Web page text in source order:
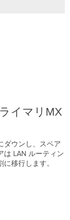
イマリMX
ダウンし、スペア
は LAN ルーティン
移行します。